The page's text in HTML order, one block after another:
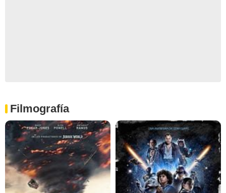
Filmografía